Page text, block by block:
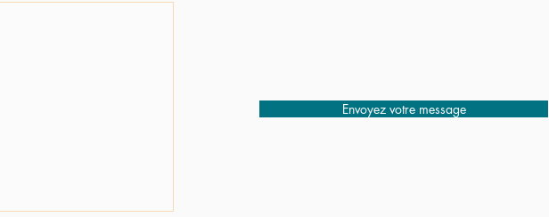
Envoyez votre message